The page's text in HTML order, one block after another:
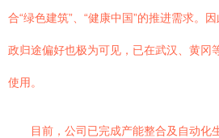
合“绿色建筑”、“健康中国”的推进需求。
政归途偏好也极为可见，已在武汉、黄冈
使用。
目前，公司已完成产能整合及自动化